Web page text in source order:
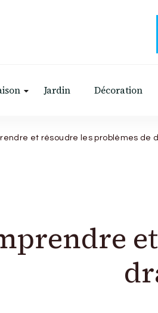
Jardin Décoration
et résoudre les problèmes de